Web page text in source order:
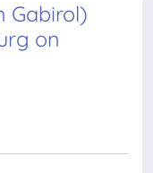
Gabirol)
on